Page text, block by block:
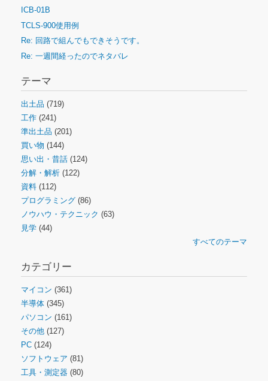
ICB-01B
TCLS-900使用例
Re: 回路で組んでもできそうです。
Re: 一週間経ったのでネタバレ
テーマ
出土品 (719)
工作 (241)
準出土品 (201)
買い物 (144)
思い出・昔話 (124)
分解・解析 (122)
資料 (112)
プログラミング (86)
ノウハウ・テクニック (63)
見学 (44)
すべてのテーマ
カテゴリー
マイコン (361)
半導体 (345)
パソコン (161)
その他 (127)
PC (124)
ソフトウェア (81)
工具・測定器 (80)